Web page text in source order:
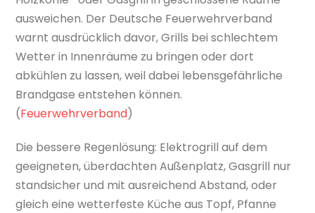
ausweichen. Der Deutsche Feuerwehrverband
warnt ausdrücklich davor, Grills bei schlechtem
Wetter in Innenräume zu bringen oder dort
abkühlen zu lassen, weil dabei lebensgefährliche
Brandgase entstehen können.
(Feuerwehrverband)
Die bessere Regenlösung: Elektrogrill auf dem
geeigneten, überdachten Außenplatz, Gasgrill nur
standsicher und mit ausreichend Abstand, oder
gleich eine wetterfeste Küche aus Topf, Pfanne